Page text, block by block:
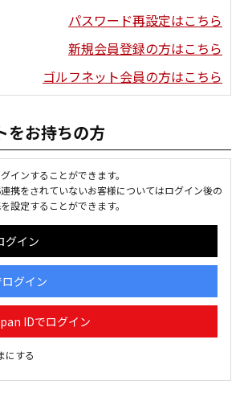
パスワード再設定はこちら
新規会員登録の方はこちら
ゴルフネット会員の方はこちら
をお持ちの方
インすることができます。
携をされていないお客様についてはログイン後の
設定することができます。
グイン
グイン
IDでログイン
にする